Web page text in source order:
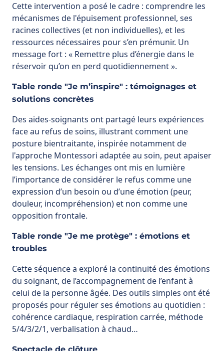
Cette intervention a posé le cadre : comprendre les
mécanismes de l'épuisement professionnel, ses
racines collectives (et non individuelles), et les
ressources nécessaires pour s’en prémunir. Un
message fort : « Remettre plus d’énergie dans le
réservoir qu’on en perd quotidiennement ».
Table ronde "Je m’inspire" : témoignages et
solutions concrètes
Des aides-soignants ont partagé leurs expériences
face au refus de soins, illustrant comment une
posture bientraitante, inspirée notamment de
l'approche Montessori adaptée au soin, peut apaiser
les tensions. Les échanges ont mis en lumière
l’importance de considérer le refus comme une
expression d’un besoin ou d’une émotion (peur,
douleur, incompréhension) et non comme une
opposition frontale.
Table ronde "Je me protège" : émotions et
troubles
Cette séquence a exploré la continuité des émotions
du soignant, de l’accompagnement de l’enfant à
celui de la personne âgée. Des outils simples ont été
proposés pour réguler ses émotions au quotidien :
cohérence cardiaque, respiration carrée, méthode
5/4/3/2/1, verbalisation à chaud…